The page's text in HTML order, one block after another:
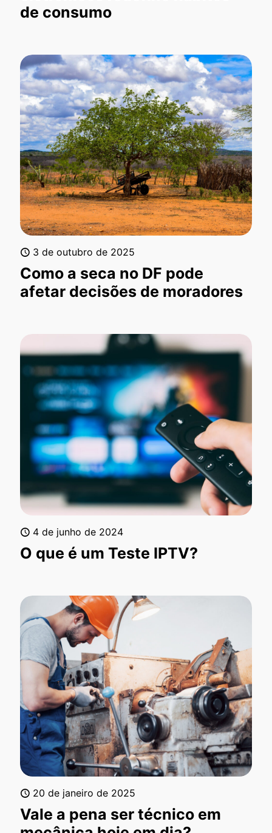
de consumo
3 de outubro de 2025
Como a seca no DF pode
afetar decisões de moradores
4 de junho de 2024
O que é um Teste IPTV?
20 de janeiro de 2025
Vale a pena ser técnico em